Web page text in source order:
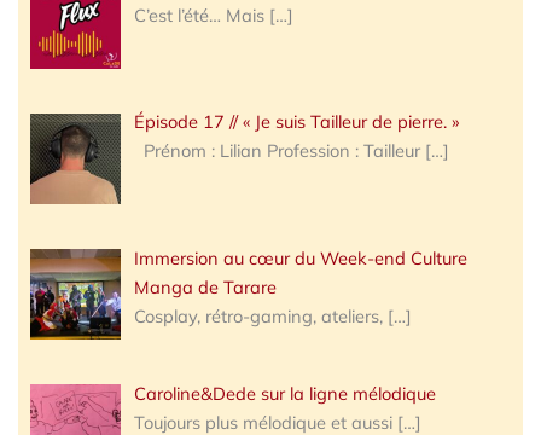
C’est l’été… Mais […]
Épisode 17 // « Je suis Tailleur de pierre. »
Prénom : Lilian Profession : Tailleur […]
Immersion au cœur du Week-end Culture
Manga de Tarare
Cosplay, rétro-gaming, ateliers, […]
Caroline&Dede sur la ligne mélodique
Toujours plus mélodique et aussi […]